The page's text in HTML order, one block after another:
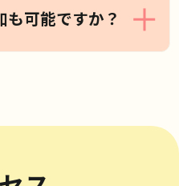
すが、混雑時は事前
ん。このような相談
可能ですか？
います。
の先生方や関係者の